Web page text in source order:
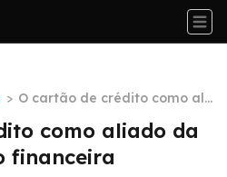
> O cartão de crédito como ali
ado da sua organização fina
nceiracomo aliado da
financeira